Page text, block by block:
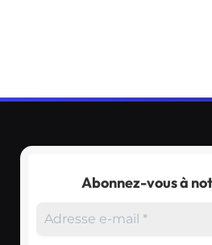
Abonnez-vous à